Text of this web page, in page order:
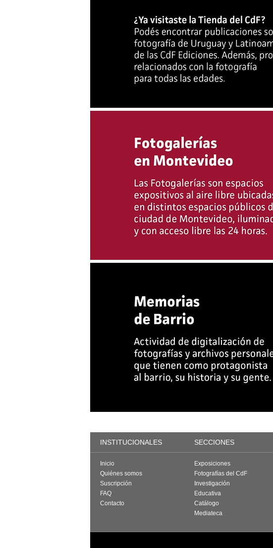
INSTITUCIONALES SECCIONES
Inicio
Quiénes somos
Suscripción
FAQ
Contacto
Exposiciones
Fotografías del CdF
Investigación
Educativa
Catálogo
Mediateca